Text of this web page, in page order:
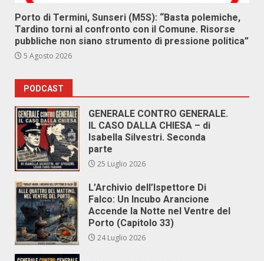
Porto di Termini, Sunseri (M5S): “Basta polemiche,
Tardino torni al confronto con il Comune. Risorse
pubbliche non siano strumento di pressione politica”
5 Agosto 2026
PODCAST
GENERALE CONTRO GENERALE.
IL CASO DALLA CHIESA – di
Isabella Silvestri. Seconda
parte
25 Luglio 2026
L’Archivio dell’Ispettore Di
Falco: Un Incubo Arancione
Accende la Notte nel Ventre del
Porto (Capitolo 33)
24 Luglio 2026